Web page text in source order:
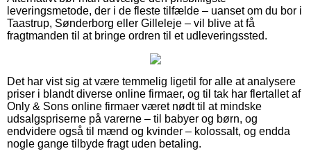
leveringsmetode, der i de fleste tilfælde – uanset om du bor i
Taastrup, Sønderborg eller Gilleleje – vil blive at få
fragtmanden til at bringe ordren til et udleveringssted.
Det har vist sig at være temmelig ligetil for alle at analysere
priser i blandt diverse online firmaer, og til tak har flertallet af
Only & Sons online firmaer været nødt til at mindske
udsalgspriserne på varerne – til babyer og børn, og
endvidere også til mænd og kvinder – kolossalt, og endda
nogle gange tilbyde fragt uden betaling.